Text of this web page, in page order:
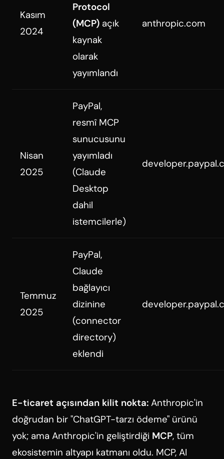
Kasım
2024
Protocol
(MCP) açık
kaynak
olarak
yayımlandı
anthropic.com
Nisan
2025
PayPal,
resmî MCP
sunucusunu
yayımladı
(Claude
Desktop
dahil
istemcilerle)
Temmuz
2025
PayPal,
Claude
bağlayıcı
dizinine
(connector
directory)
eklendi
E-ticaret açısından kilit nokta: Anthropic'in
doğrudan bir "ChatGPT-tarzı ödeme" ürünü
yok; ama Anthropic'in geliştirdiği MCP, tüm
ekosistemin altyapı katmanı oldu. MCP, AI